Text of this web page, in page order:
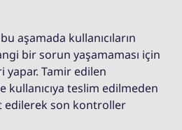
aşamada kullanıcıların
bir sorun yaşamaması için
Tamir edilen
kullanıcıya teslim edilmeden
edilerek son kontroller